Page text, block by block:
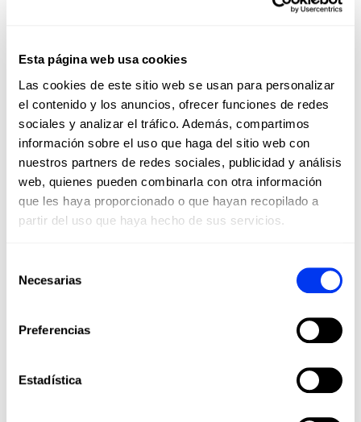
Esta página web usa cookies
Las cookies de este sitio web se usan para personalizar
el contenido y los anuncios, ofrecer funciones de redes
sociales y analizar el tráfico. Además, compartimos
información sobre el uso que haga del sitio web con
nuestros partners de redes sociales, publicidad y análisis
web, quienes pueden combinarla con otra información
que les haya proporcionado o que hayan recopilado a
partir del uso que haya hecho de sus servicios.
Necesarias
Preferencias
Estadística
Mochilas
Mochila Protour negro 3.3
€48.00
€80.00
añadir al carrito